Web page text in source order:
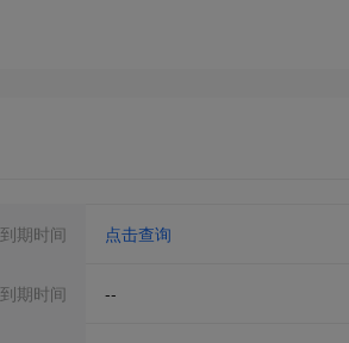
期时间 点击查询
期时间 --